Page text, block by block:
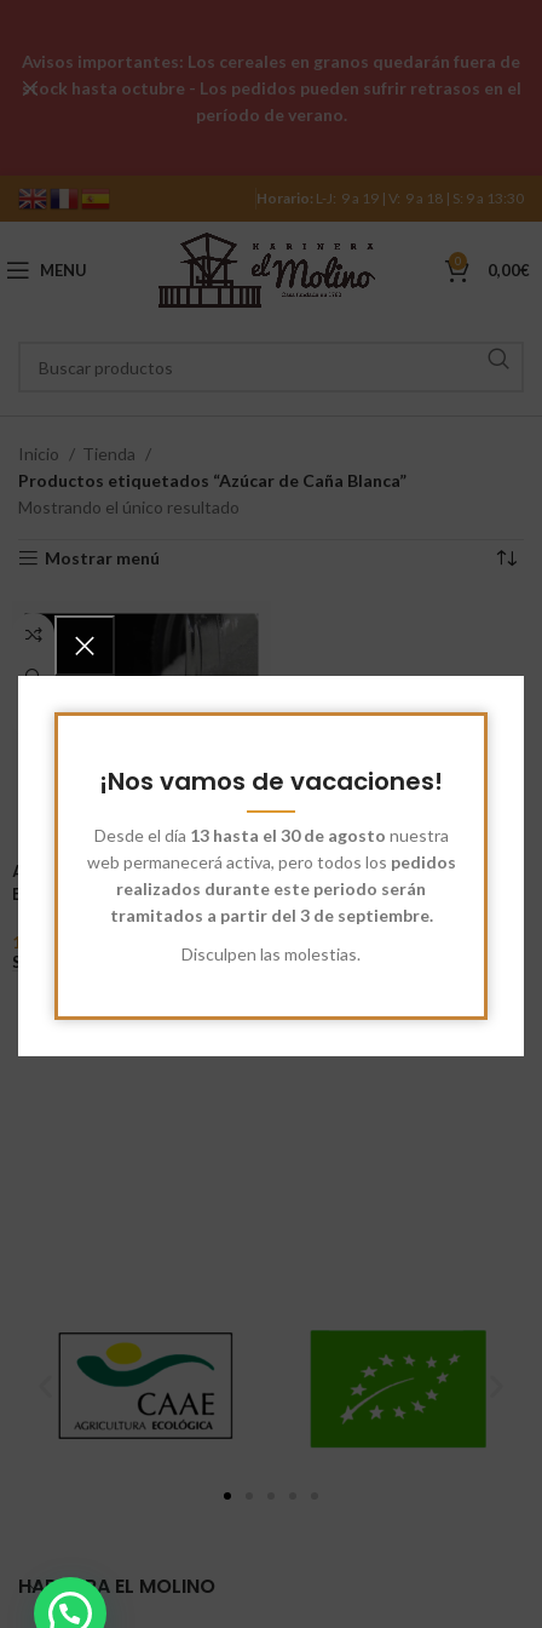
¡Nos vamos de vacaciones!
Desde el día 13 hasta el 30 de agosto nuestra
web permanecerá activa, pero todos los pedidos
realizados durante este periodo serán
tramitados a partir del 3 de septiembre.
Disculpen las molestias.
Horario: L-J: 9 a 19 | V: 9 a 18 | S: 9 a 13:30
MENU 0 0,00€
Inicio
Tienda
Productos etiquetados “Azúcar de Caña Blanca”
Mostrando el único resultado
Mostrar menú
Azúcar de Caña Blanca
Ecológica
1,70
Seleccionar Opciones
HARINERA EL MOLINO
Avisos importantes: Los cereales en granos quedarán fuera de
stock hasta octubre - Los pedidos pueden sufrir retrasos en el
período de verano.